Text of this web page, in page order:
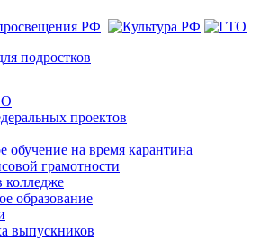
проектов
обучение на время карантина
грамотности
колледже
образование
выпускников